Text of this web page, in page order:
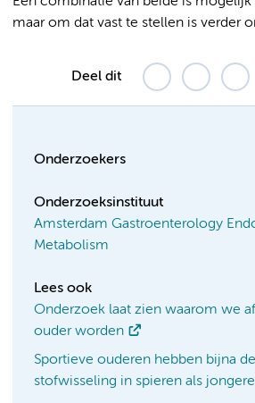
maar om dat vast te stellen is verder
Deel dit
Onderzoekers
Onderzoeksinstituut
Amsterdam Gastroenterology
Metabolism
Lees ook
Onderzoek laat zien waarom we
ouder worden
Sportieve ouderen hebben bijna
stofwisseling in spieren als